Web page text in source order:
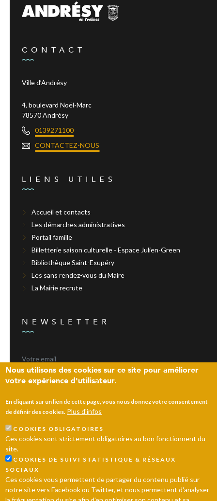
CONTACT
Ville d’Andrésy
4, boulevard Noël-Marc
78570 Andrésy
0139271100
CONTACTEZ-NOUS
LIENS UTILES
Accueil et contacts
Les démarches administratives
Portail famille
Billetterie saison culturelle - Espace Julien-Green
Bibliothèque Saint-Exupéry
Les sans rendez-vous du Maire
La Mairie recrute
NEWSLETTER
ENVOYER
Plan du site
Nous utilisons des cookies sur ce site pour améliorer
votre expérience d'utilisateur.
En cliquant sur un lien de cette page, vous nous donnez votre consentement
de définir des cookies. Plus d'infos
COOKIES OBLIGATOIRES
Ces cookies sont strictement obligatoires au bon fonctionnent du
site.
COOKIES DE SUIVI STATISTIQUE & RÉSEAUX
SOCIAUX
Ces cookies vous permettent de partager du contenu publié sur
notre site vers Facebook ou Twitter, et nous permettent d'analyser